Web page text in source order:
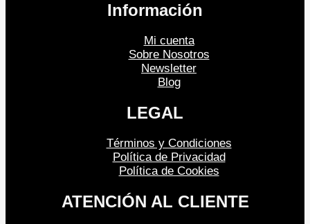
Información
Mi cuenta
Sobre Nosotros
Newsletter
Blog
LEGAL
Términos y Condiciones
Política de Privacidad
Política de Cookies
ATENCIÓN AL CLIENTE